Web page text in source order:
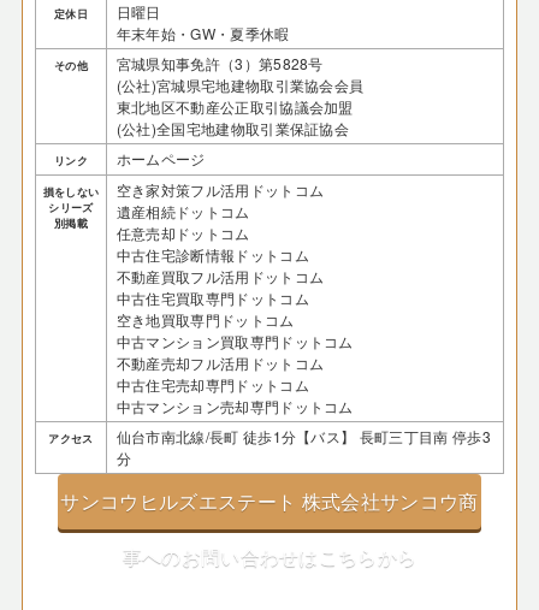
定休日
日曜日
年末年始・GW・夏季休暇
その他
宮城県知事免許（3）第5828号
(公社)宮城県宅地建物取引業協会会員
東北地区不動産公正取引協議会加盟
(公社)全国宅地建物取引業保証協会
リンク ホームページ
損をしない
シリーズ
別掲載
空き家対策フル活用ドットコム
遺産相続ドットコム
任意売却ドットコム
中古住宅診断情報ドットコム
不動産買取フル活用ドットコム
中古住宅買取専門ドットコム
空き地買取専門ドットコム
中古マンション買取専門ドットコム
不動産売却フル活用ドットコム
中古住宅売却専門ドットコム
中古マンション売却専門ドットコム
アクセス
仙台市南北線/長町 徒歩1分【バス】 長町三丁目南 停歩3
分
サンコウヒルズエステート 株式会社サンコウ商
事へのお問い合わせはこちらから